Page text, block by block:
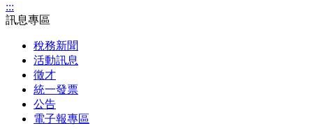
:::
訊息專區
稅務新聞
活動訊息
徵才
統一發票
公告
電子報專區